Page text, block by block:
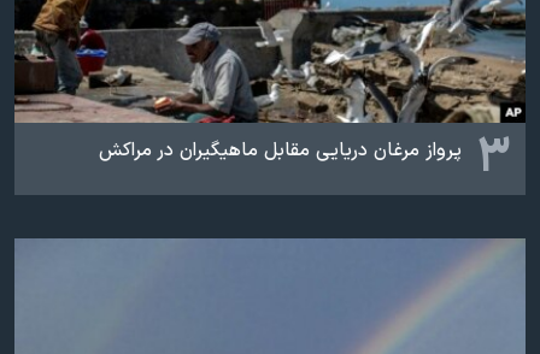
۳ پرواز مرغان دریایی مقابل ماهیگیران در مراکش